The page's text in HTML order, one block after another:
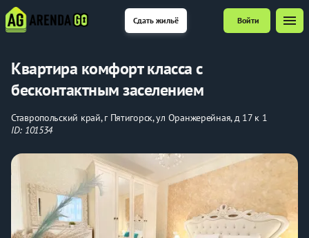
Сдать жильё Войти menu
Квартира комфорт класса с
бесконтактным заселением
Ставропольский край, г Пятигорск, ул Оранжерейная, д 17 к 1
ID: 101534